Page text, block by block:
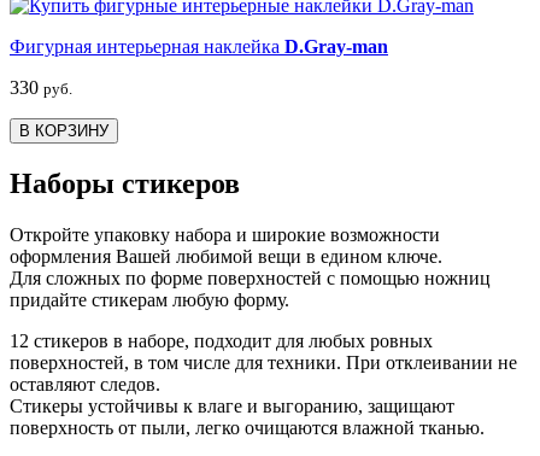
Фигурная интерьерная наклейка D.Gray-man
330 руб.
В КОРЗИНУ
Наборы стикеров
Откройте упаковку набора и широкие возможности
оформления Вашей любимой вещи в едином ключе.
Для сложных по форме поверхностей с помощью ножниц
придайте стикерам любую форму.
12 стикеров в наборе, подходит для любых ровных
поверхностей, в том числе для техники. При отклеивании не
оставляют следов.
Стикеры устойчивы к влаге и выгоранию, защищают
поверхность от пыли, легко очищаются влажной тканью.